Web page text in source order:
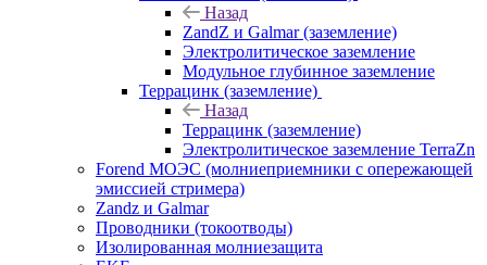
Назад
ZandZ и Galmar (заземление)
Электролитическое заземление
Модульное глубинное заземление
Террацинк (заземление)
Назад
Террацинк (заземление)
Электролитическое заземление TerraZn
Forend МОЭС (молниеприемники с опережающей
эмиссией стримера)
Zandz и Galmar
Проводники (токоотводы)
Изолированная молниезащита